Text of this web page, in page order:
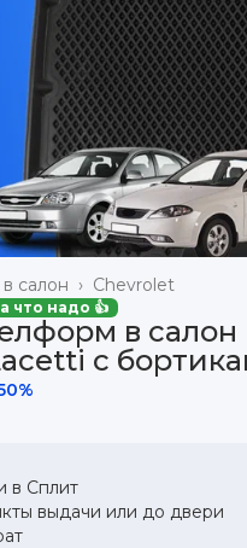
Chevrolet
салон ›
что надо 👍
в салон
с
%
в Сплит
выдачи или до двери